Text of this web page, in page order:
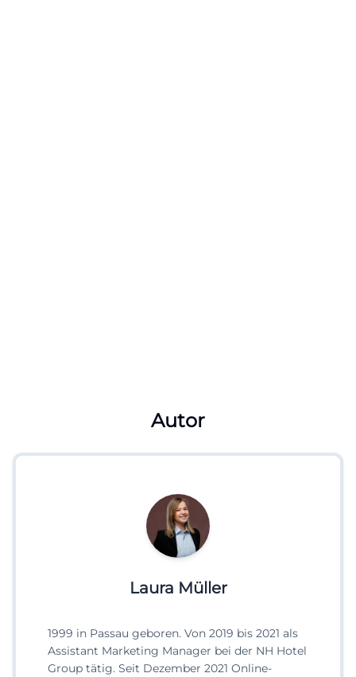
Autor
Laura Müller
1999 in Passau geboren. Von 2019 bis 2021 als
Assistant Marketing Manager bei der NH Hotel
Group tätig. Seit Dezember 2021 Online-